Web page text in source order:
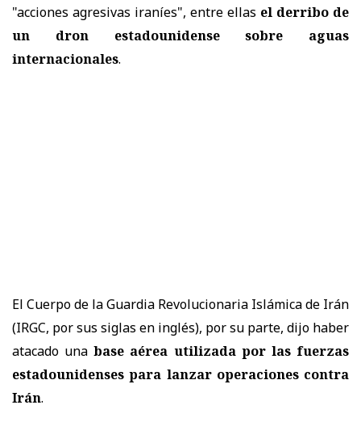
"acciones agresivas iraníes", entre ellas el derribo de
un dron estadounidense sobre aguas
internacionales.
El Cuerpo de la Guardia Revolucionaria Islámica de Irán
(IRGC, por sus siglas en inglés), por su parte, dijo haber
atacado unabase aérea utilizada por las fuerzas
estadounidenses para lanzar operaciones contra
Irán.